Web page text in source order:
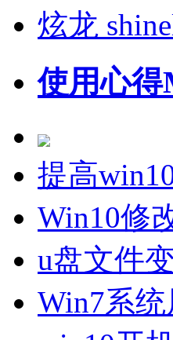
炫龙
使用心得
提高
Win10修
u盘文件
Win7系